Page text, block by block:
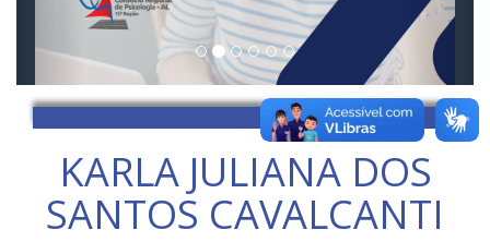
KARLA JULIANA DOS
SANTOS CAVALCANTI